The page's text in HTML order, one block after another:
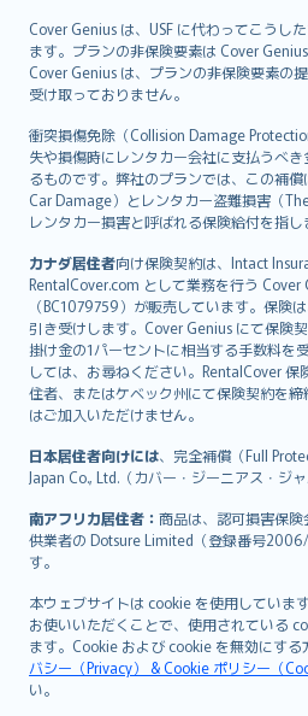
Cover Genius は、USF に代わってこうし
ます。プランの非保険要素は Cover
Cover Genius は、プランの非保険要素の
受け取っておりません。
衝突損傷免除（Collision Damage
失や損傷時にレンタカー会社に支払うべ
るものです。弊社のプランでは、この補
Car Damage）とレンタカー盗難損害（
レンタカー損害と呼ばれる保険給付を指し
カナダ居住者向け保険契約は、Intact
RentalCover.com として業務を行う Cover
（BC1079759）が販売しています。保険
引き受けします。Cover Genius にて保険
掛け金の1パーセントに相当する手数料を
しては、お尋ねください。RentalCover
住者、またはケベック州にて保険契約を
はご加入いただけません。
日本居住者向けには、完全補償（Full
Japan Co., Ltd.（カバー・ジーニアス・ジ
南アフリカ居住者： 商品は、認可損害保
供業者の Dotsure Limited（登録番号
す。
本ウェブサイトは cookie を使用していま
お使いいただくことで、使用されている
ます。Cookie および cookie を無効にす
バシー（Privacy） & Cookie ポリシー（
い。